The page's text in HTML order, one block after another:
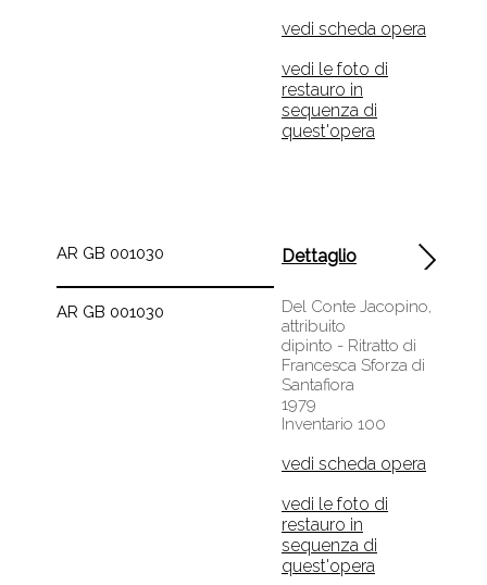
vedi scheda opera
vedi le foto di
restauro in
sequenza di
quest'opera
AR GB 001030
AR GB 001030
Dettaglio
Del Conte Jacopino,
attribuito
dipinto - Ritratto di
Francesca Sforza di
Santafiora
1979
Inventario 100
vedi scheda opera
vedi le foto di
restauro in
sequenza di
quest'opera